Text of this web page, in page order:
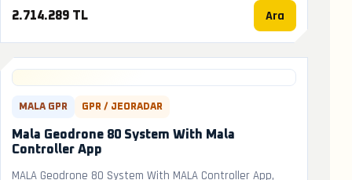
2.714.289 TL Ara
MALA GPR GPR / JEORADAR
Mala Geodrone 80 System With Mala
Controller App
MALA Geodrone 80 System With MALA Controller App,